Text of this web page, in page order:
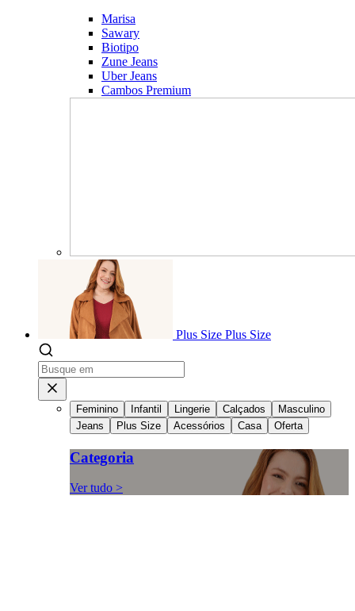
Marisa
Sawary
Biotipo
Zune Jeans
Uber Jeans
Cambos Premium
Plus Size Plus Size
Feminino Infantil Lingerie Calçados
Masculino
Jeans
Plus Size Acessórios Casa Oferta
Categoria
Ver tudo >